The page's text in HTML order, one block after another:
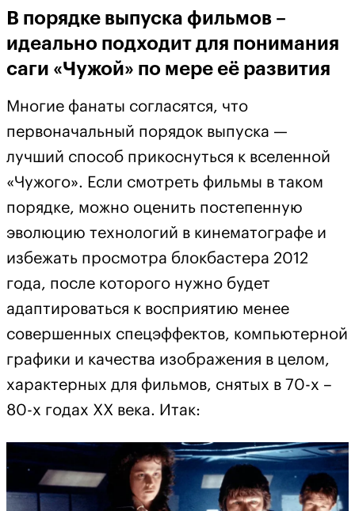
В порядке выпуска фильмов –
идеально подходит для понимания
саги «Чужой» по мере её развития
Многие фанаты согласятся, что
первоначальный порядок выпуска —
лучший способ прикоснуться к вселенной
«Чужого». Если смотреть фильмы в таком
порядке, можно оценить постепенную
эволюцию технологий в кинематографе и
избежать просмотра блокбастера 2012
года, после которого нужно будет
адаптироваться к восприятию менее
совершенных спецэффектов, компьютерной
графики и качества изображения в целом,
характерных для фильмов, снятых в 70-х –
80-х годах ХХ века. Итак: